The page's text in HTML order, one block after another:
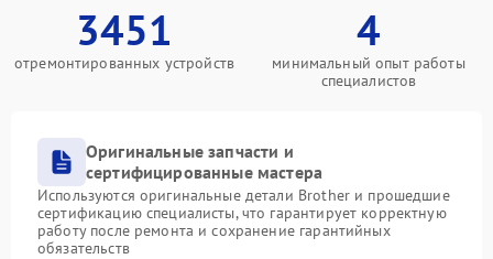
3451
отремонтированных устройств
4
минимальный опыт работы
специалистов
Оригинальные запчасти и
сертифицированные мастера
Используются оригинальные детали Brother и прошедшие
сертификацию специалисты, что гарантирует корректную
работу после ремонта и сохранение гарантийных
обязательств